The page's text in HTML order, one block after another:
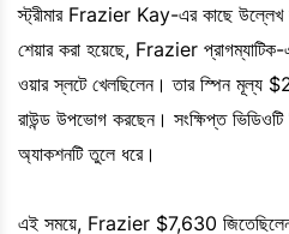
স্ট্রীমার Frazier Kay-এর কাছে
শেয়ার করা হয়েছে, Frazier
ওয়ার স্লটে খেলছিলেন। তার স্পিন মূল্য
রাউন্ড উপভোগ করছেন। সংক্ষিপ্ত ভিডিওটি
অ্যাকশনটি তুলে ধরে।
এই সময়ে, Frazier $7,630